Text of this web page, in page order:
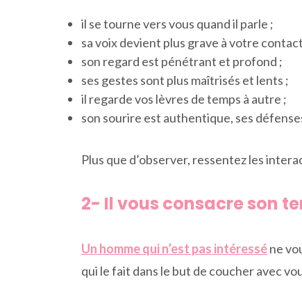
il se tourne vers vous quand il parle ;
sa voix devient plus grave à votre
son regard est pénétrant et profond ;
ses gestes sont plus maîtrisés et lents ;
il regarde vos lèvres de temps à autre ;
son sourire est authentique, ses
Plus que d’observer, ressentez les
2- Il vous consacre son
Un homme qui n’est pas intéresséne
qui le fait dans le but de coucher avec